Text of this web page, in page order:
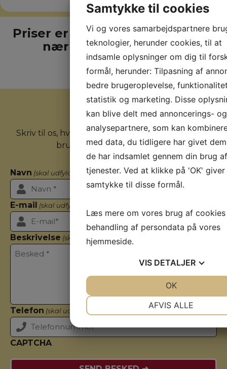
Priser er på vej - kontakt os for
nærmere information
Kontakt os
Skriv til os, hvis du har nogle spørgsmål eller har
brug for flere informationer.
Navn (skal udfyldes)
E-mail (skal udfyldes)
Beskrivelse (skal udfyldes)
Telefon (skal udfyldes)
CAPTCHA
Samtykke til cookies
Vi og vores samarbejdspartnere
teknologier, herunder cookies, til at
indsamle oplysninger om dig til
formål, herunder: Tilpasning af
bedre brugeroplevelse,
statistik og marketing. Disse
kan blive delt med annoncerings- og
analysepartnere, som kan
med data, du tidligere har givet
de har indsamlet gennem din brug
tjenester. Ved at klikke på 'OK' giver
samtykke til disse formål.
Læs mere om vores brug af
behandling af persondata på vores
hjemmeside.
VIS DETALJER
MARKETING STATISTIK
AFVIS ALLE
OK